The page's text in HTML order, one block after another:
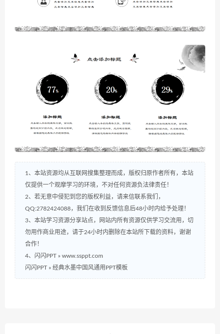
1、本站资源均从互联网搜集整理而成，版权归原作者所有，本站
仅提供一个观摩学习的环境，不对任何资源负法律责任！
2、若无意中侵犯到您的版权利益，请来信联系我们，
QQ:2782424088，我们在收到反馈信息后48小时内给予处理！
3、本站学习资源分享站点，网站内所有资源仅供学习交流用，切
勿用作商业用途，请于24小时内删除在本站所下载的资料，谢谢
合作！
4、闪闪PPT » www.ssppt.com
闪闪PPT » 经典水墨中国风通用PPT模板